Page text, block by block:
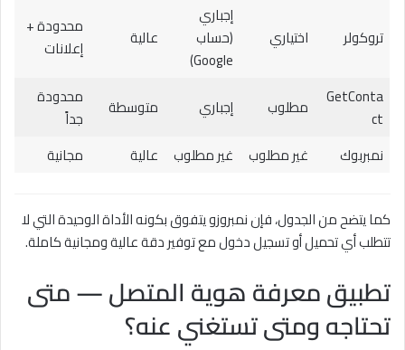
تروكولر اختياري
إجباري
(حساب
Google)
عالية
محدودة +
إعلانات
GetConta
ct
مطلوب إجباري متوسطة
محدودة
جداً
نمبربوك
غير مطلوب غير مطلوب عالية مجانية
كما يتضح من الجدول، فإن نمبروزو يتفوق بكونه الأداة الوحيدة التي لا
تتطلب أي تحميل أو تسجيل دخول مع توفير دقة عالية ومجانية كاملة.
تطبيق معرفة هوية المتصل — متى
تحتاجه ومتى تستغني عنه؟